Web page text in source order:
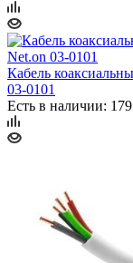
Кабель
03-0101
Есть в наличии: